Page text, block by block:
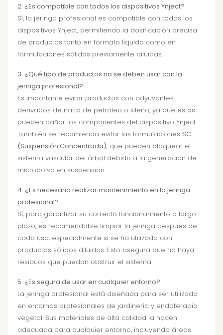
2. ¿Es compatible con todos los dispositivos Ynject?
Sí, la jeringa profesional es compatible con todos los
dispositivos Ynject, permitiendo la dosificación precisa
de productos tanto en formato líquido como en
formulaciones sólidas previamente diluidas.
3. ¿Qué tipo de productos no se deben usar con la
jeringa profesional?
Es importante evitar productos con adyuvantes
derivados de nafta de petróleo o xileno, ya que estos
pueden dañar los componentes del dispositivo Ynject.
También se recomienda evitar las formulaciones SC
(Suspensión Concentrada), que pueden bloquear el
sistema vascular del árbol debido a la generación de
micropolvo en suspensión.
4. ¿Es necesario realizar mantenimiento en la jeringa
profesional?
Sí, para garantizar su correcto funcionamiento a largo
plazo, es recomendable limpiar la jeringa después de
cada uso, especialmente si se ha utilizado con
productos sólidos diluidos. Esto asegura que no haya
residuos que puedan obstruir el sistema.
5. ¿Es segura de usar en cualquier entorno?
La jeringa profesional está diseñada para ser utilizada
en entornos profesionales de jardinería y endoterapia
vegetal. Sus materiales de alta calidad la hacen
adecuada para cualquier entorno, incluyendo áreas